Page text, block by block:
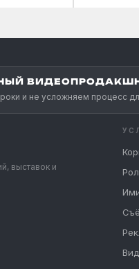
и не усложняем процесс
выставок и